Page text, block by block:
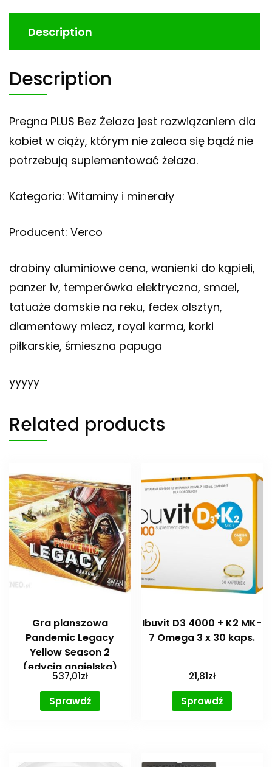
Description
Description
Pregna PLUS Bez Żelaza jest rozwiązaniem dla
kobiet w ciąży, którym nie zaleca się bądź nie
potrzebują suplementować żelaza.
Kategoria: Witaminy i minerały
Producent: Verco
drabiny aluminiowe cena, wanienki do kąpieli,
panzer iv, temperówka elektryczna, smael,
tatuaże damskie na reku, fedex olsztyn,
diamentowy miecz, royal karma, korki
piłkarskie, śmieszna papuga
yyyyy
Related products
Gra planszowa
Pandemic Legacy
Yellow Season 2
(edycja angielska)
537,01zł
Sprawdź
Ibuvit D3 4000 + K2 MK-
7 Omega 3 x 30 kaps.
21,81zł
Sprawdź